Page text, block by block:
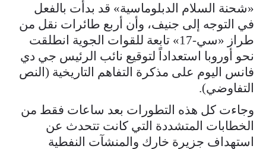
«شحنة السلام الدبلوماسية» قد بدأت بالفعل
في التوجه إلى جنيف، وأن أربع طائرات نقل من
طراز «سي-17» تابعة للقوات الجوية انطلقت
نحو أوروبا استعداداً لتوقيع نائب الرئيس جي دي
فانس اليوم على مذكرة التفاهم التاريخية (النص
التفاوضي).
وجاءت كل هذه التطورات بعد ساعات فقط من
الخطابات المتشددة التي كانت تتحدث عن
استهداف جزيرة خارك والمنشآت النفطية